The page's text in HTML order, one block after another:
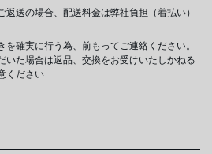
送の場合、配送料金は弊社負担（着払い）
確実に行う為、前もってご連絡ください。
いた場合は返品、交換をお受けいたしかねる
ください